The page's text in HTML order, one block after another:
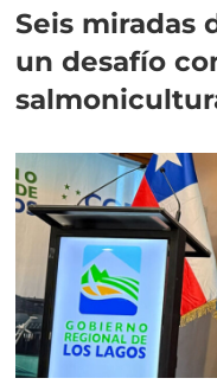
Seis miradas
un desafío